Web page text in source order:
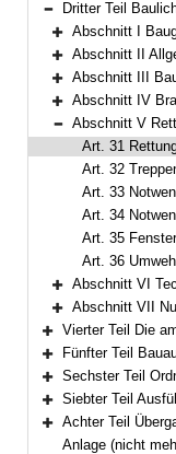
Bereich reduzieren
Dritter Teil
Bereich erweitern
Abschnitt I
Bereich erweitern
Abschnitt II
Bereich erweitern
Abschnitt III
Bereich erweitern
Abschnitt IV
Bereich
Abschnitt V
Art. 31
Art. 32
Art. 33
Art. 34
Art. 35
Art. 36
Bereich erweitern
Abschnitt VI
Bereich erweitern
Abschnitt VII
Bereich erweitern
Vierter Teil Die
Bereich erweitern
Fünfter Teil
Bereich erweitern
Sechster Teil
Bereich erweitern
Siebter Teil
Bereich erweitern
Achter Teil
Anlage (nicht